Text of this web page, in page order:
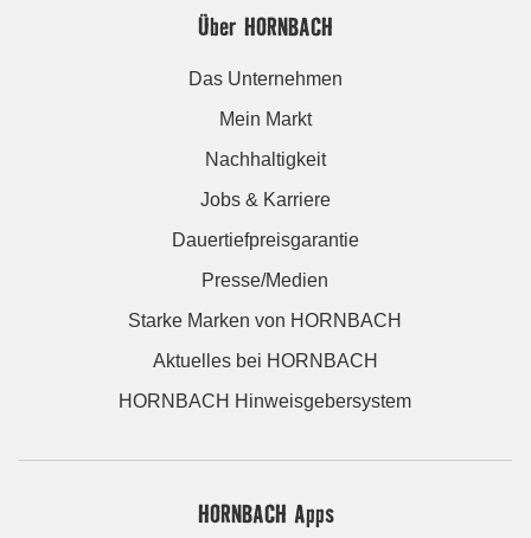
Über HORNBACH
Das Unternehmen
Mein Markt
Nachhaltigkeit
Jobs & Karriere
Dauertiefpreisgarantie
Presse/Medien
Starke Marken von HORNBACH
Aktuelles bei HORNBACH
HORNBACH Hinweisgebersystem
HORNBACH Apps